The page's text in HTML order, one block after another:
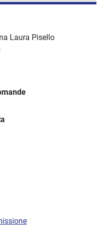
Laura Pisello